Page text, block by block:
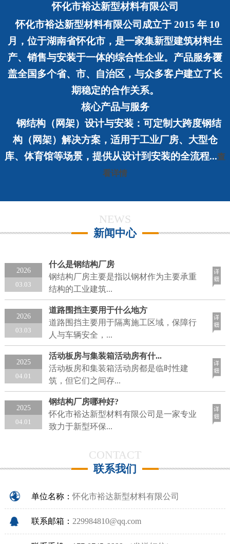
怀化市裕达新型材料有限公司
怀化市裕达新型材料有限公司 成立于 2015 年 10
月，位于湖南省怀化市，是一家集新型建筑材料生
产、销售与安装于一体的综合性企业。产品服务覆
盖全国多个省、市、自治区，与众多客户建立了长
期稳定的合作关系。
核心产品与服务
钢结构（网架）设计与安装： 可定制大跨度钢结
构（网架）解决方案，适用于工业厂房、大型仓
库、体育馆等场景，提供从设计到安装的全流程...查
看详情
NEWS
新闻中心
2026
03.03
什么是钢结构厂房
钢结构厂房主要是指以钢材作为主要承重
结构的工业建筑...
2026
03.03
道路围挡主要用于什么地方
道路围挡主要用于隔离施工区域，保障行
人与车辆安全，...
2025
04.01
活动板房与集装箱活动房有什...
活动板房和集装箱活动房都是临时性建
筑，但它们之间存...
2025
04.01
钢结构厂房哪种好?
怀化市裕达新型材料有限公司是一家专业
致力于新型环保...
CONTACT
联系我们
单位名称：怀化市裕达新型材料有限公司
联系邮箱： 229984810@qq.com